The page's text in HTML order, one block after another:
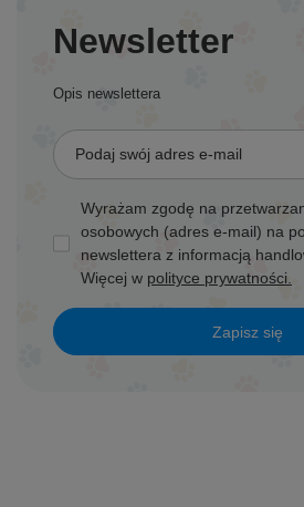
Newsletter
Opis newslettera
Podaj swój adres e-mail
Wyrażam zgodę na
osobowych (adres e-mail) na
newslettera z informacją
Więcej w polityce prywatności.
Zapisz się